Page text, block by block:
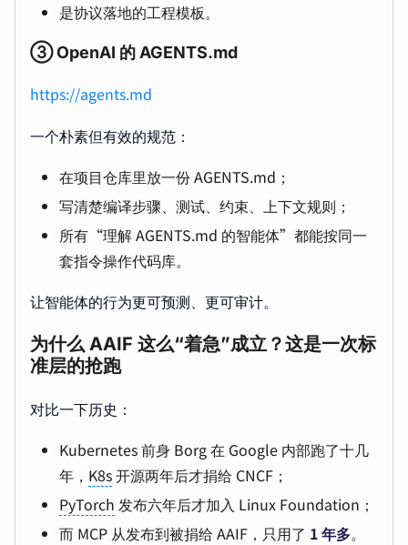
是协议落地的工程模板。
③ OpenAI 的 AGENTS.md
https://agents.md
一个朴素但有效的规范：
在项目仓库里放一份 AGENTS.md；
写清楚编译步骤、测试、约束、上下文规则；
所有“理解 AGENTS.md 的智能体”都能按同一
套指令操作代码库。
让智能体的行为更可预测、更可审计。
为什么 AAIF 这么“着急”成立？这是一次标
准层的抢跑
对比一下历史：
Kubernetes 前身 Borg 在 Google 内部跑了十几
年， K8s开源两年后才捐给 CNCF；
PyTorch 发布六年后才加入 Linux Foundation；
而 MCP 从发布到被捐给 AAIF，只用了 1 年多。